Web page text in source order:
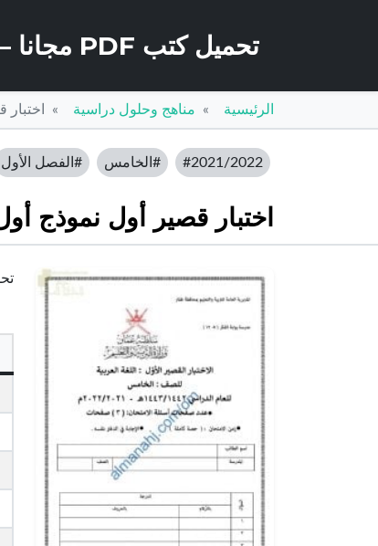
تحميل كتب PDF مجانا – كتب كو
الرئيسية مناهج وحلول دراسية
#2021/2022 #الخامس #الفصل الأول
اختبار قصير أول نموذج